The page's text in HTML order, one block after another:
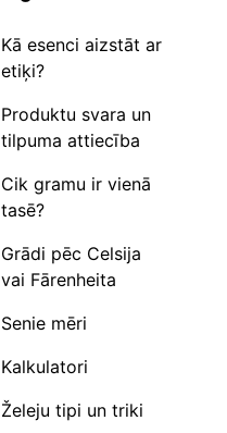
Kā esenci aizstāt ar
etiķi?
Produktu svara un
tilpuma attiecība
Cik gramu ir vienā
tasē?
Grādi pēc Celsija
vai Fārenheita
Senie mēri
Kalkulatori
Želeju tipi un triki